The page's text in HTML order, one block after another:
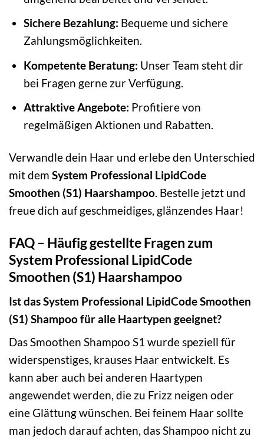
Sichere Bezahlung: Bequeme und sichere
Zahlungsmöglichkeiten.
Kompetente Beratung: Unser Team steht dir
bei Fragen gerne zur Verfügung.
Attraktive Angebote: Profitiere von
regelmäßigen Aktionen und Rabatten.
Verwandle dein Haar und erlebe den Unterschied
mit dem System Professional LipidCode
Smoothen (S1) Haarshampoo. Bestelle jetzt und
freue dich auf geschmeidiges, glänzendes Haar!
FAQ – Häufig gestellte Fragen zum
System Professional LipidCode
Smoothen (S1) Haarshampoo
Ist das System Professional LipidCode Smoothen
(S1) Shampoo für alle Haartypen geeignet?
Das Smoothen Shampoo S1 wurde speziell für
widerspenstiges, krauses Haar entwickelt. Es
kann aber auch bei anderen Haartypen
angewendet werden, die zu Frizz neigen oder
eine Glättung wünschen. Bei feinem Haar sollte
man jedoch darauf achten, das Shampoo nicht zu